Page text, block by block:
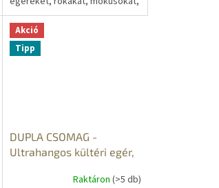
szarvasokat, egereket és más
állatokat. A változó
frekvenciájú...
Akció
Tipp
DUPLA CSOMAG -
Ultrahangos kültéri egér,
Raktáron (>5 db)